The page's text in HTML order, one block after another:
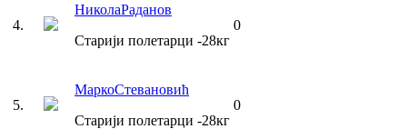
4.
НиколаРаданов
Старији полетарци -28кг
0
5.
МаркоСтевановић
Старији полетарци -28кг
0